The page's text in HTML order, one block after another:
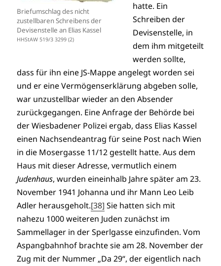
Briefumschlag des nicht
zustellbaren Schreibens der
Devisenstelle an Elias Kassel
HHStAW 519/3 3299 (2)
hatte. Ein
Schreiben der
Devisenstelle, in
dem ihm mitgeteilt
werden sollte,
dass für ihn eine JS-Mappe angelegt worden sei
und er eine Vermögenserklärung abgeben solle,
war unzustellbar wieder an den Absender
zurückgegangen. Eine Anfrage der Behörde bei
der Wiesbadener Polizei ergab, dass Elias Kassel
einen Nachsendeantrag für seine Post nach Wien
in die Mosergasse 11/12 gestellt hatte. Aus dem
Haus mit dieser Adresse, vermutlich einem
Judenhaus, wurden eineinhalb Jahre später am 23.
November 1941 Johanna und ihr Mann Leo Leib
Adler herausgeholt.[38] Sie hatten sich mit
nahezu 1000 weiteren Juden zunächst im
Sammellager in der Sperlgasse einzufinden. Vom
Aspangbahnhof brachte sie am 28. November der
Zug mit der Nummer „Da 29“, der eigentlich nach